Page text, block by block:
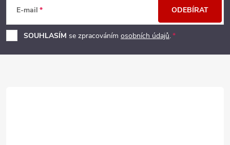
p
a
E-mail
SOUHLASÍM se zpracováním osobních údajů.
ODEBÍRAT